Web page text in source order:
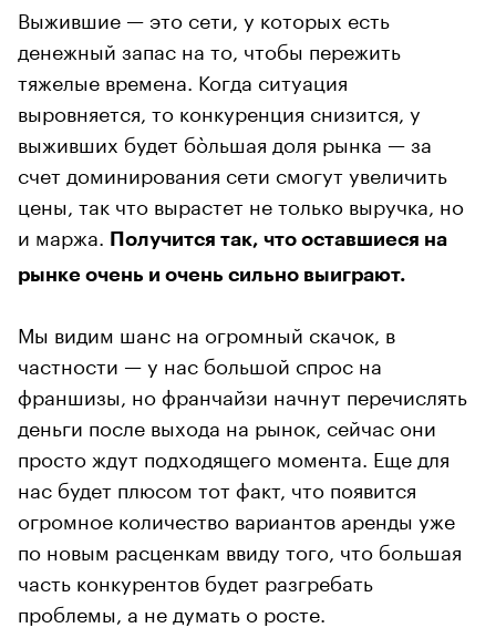
Выжившие — это сети, у которых есть
денежный запас на то, чтобы пережить
тяжелые времена. Когда ситуация
выровняется, то конкуренция снизится, у
выживших будет бòльшая доля рынка — за
счет доминирования сети смогут увеличить
цены, так что вырастет не только выручка, но
и маржа.
Получится так, что оставшиеся на
рынке очень и очень сильно выиграют.
Мы видим шанс на огромный скачок, в
частности — у нас большой спрос на
франшизы, но франчайзи начнут перечислять
деньги после выхода на рынок, сейчас они
просто ждут подходящего момента. Еще для
нас будет плюсом тот факт, что появится
огромное количество вариантов аренды уже
по новым расценкам ввиду того, что большая
часть конкурентов будет разгребать
проблемы, а не думать о росте.